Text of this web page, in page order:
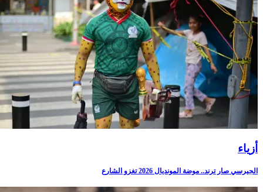
أزياء
الجيرسي صار ترند.. موضة المونديال 2026 تغزو الشارع